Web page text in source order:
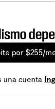
por $255/
una cuenta